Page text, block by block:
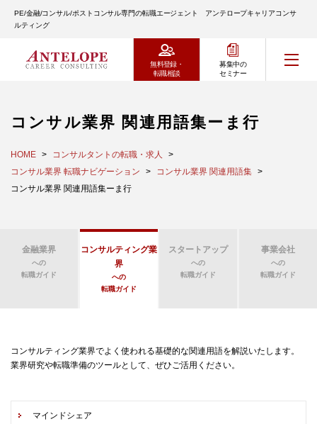
PE/金融/コンサル/ポストコンサル専門の転職エージェント アンテロープキャリアコンサ
ルティング
無料登録・
転職相談
募集中の
セミナー
コンサル業界 関連用語集ーま行
HOME
コンサルタントの転職・求人
コンサル業界 転職ナビゲーション
コンサル業界 関連用語集
コンサル業界 関連用語集ーま行
金融業界
への
転職ガイド
コンサルティング業
界
への
転職ガイド
スタートアップ
への
転職ガイド
事業会社
への
転職ガイド
コンサルティング業界でよく使われる基礎的な関連用語を解説いたします。
業界研究や転職準備のツールとして、ぜひご活用ください。
マインドシェア